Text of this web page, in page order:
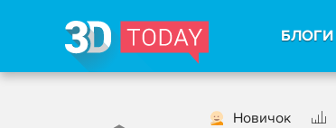
БЛОГИ
Новичок